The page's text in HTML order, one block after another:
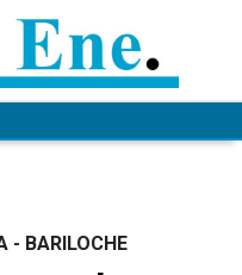
- BARILOCHE